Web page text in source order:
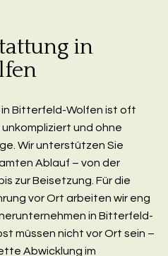
in
Bitterfeld-Wolfen ist oft
und ohne
Wir unterstützen Sie
Ablauf – von der
zur Beisetzung. Für die
vor Ort arbeiten wir eng
in Bitterfeld-
müssen nicht vor Ort sein –
Abwicklung im